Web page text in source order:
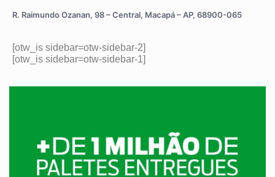
R. Raimundo Ozanan, 98 – Central, Macapá – AP, 68900-065
[otw_is sidebar=otw-sidebar-2]
[otw_is sidebar=otw-sidebar-1]